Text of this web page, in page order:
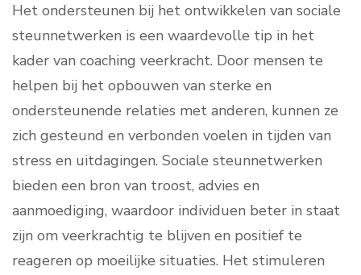
Het ondersteunen bij het ontwikkelen van sociale
steunnetwerken is een waardevolle tip in het
kader van coaching veerkracht. Door mensen te
helpen bij het opbouwen van sterke en
ondersteunende relaties met anderen, kunnen ze
zich gesteund en verbonden voelen in tijden van
stress en uitdagingen. Sociale steunnetwerken
bieden een bron van troost, advies en
aanmoediging, waardoor individuen beter in staat
zijn om veerkrachtig te blijven en positief te
reageren op moeilijke situaties. Het stimuleren